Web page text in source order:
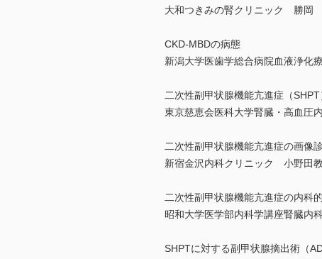
大和つきみの腎クリニック 勝岡
CKD-MBDの病態
新潟大学医歯学総合病院血液
二次性副甲状腺機能亢進症（
東京慈恵会医科大学腎臓・高血
二次性副甲状腺機能亢進症の画像
新宿金沢内科クリニック 小野田
二次性副甲状腺機能亢進症の内科
昭和大学医学部内科学講座腎臓
SHPTに対する副甲状腺摘出術（